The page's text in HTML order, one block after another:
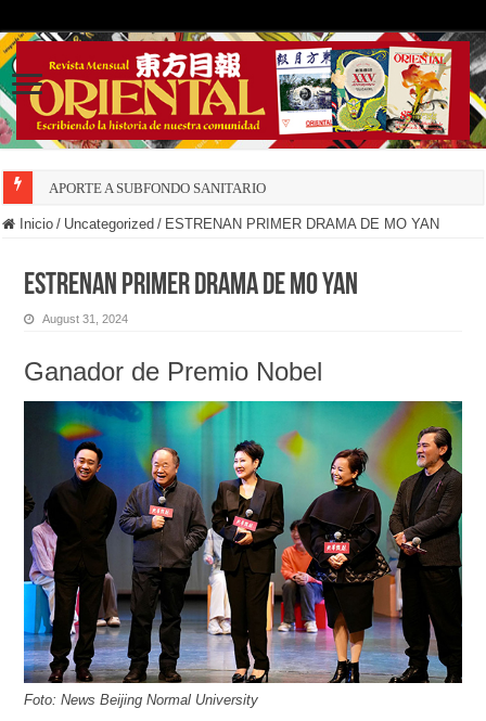
APORTE A SUBFONDO SANITARIO
Inicio / Uncategorized / ESTRENAN PRIMER DRAMA DE MO YAN
ESTRENAN PRIMER DRAMA DE MO YAN
August 31, 2024
Ganador de Premio Nobel
Foto: News Beijing Normal University